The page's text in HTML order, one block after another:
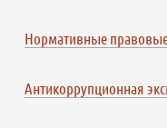
Нормативные
Антикоррупционная